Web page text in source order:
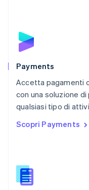
Payments
Accetta pagamenti
con una soluzione
qualsiasi tipo di
Scopri Payments
Polonia
English
Português
English简体中文
Regno Unito
English
English
English
Slovacchia